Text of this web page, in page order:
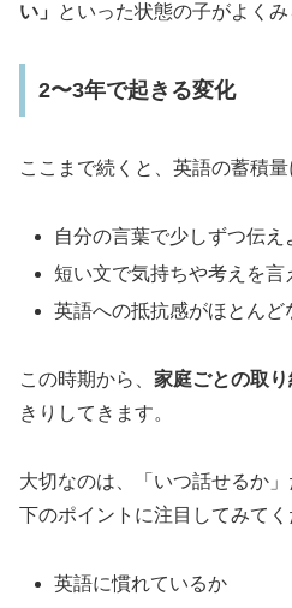
い」
といった状態の子がよくみ
2〜3年で起きる変化
ここまで続くと、英語の蓄積量
自分の言葉で少しずつ伝え
短い文で気持ちや考えを言
英語への抵抗感がほとんど
この時期から、 家庭ごとの取
きりしてきます。
大切なのは、「いつ話せるか
下のポイントに注目してみてく
英語に慣れているか